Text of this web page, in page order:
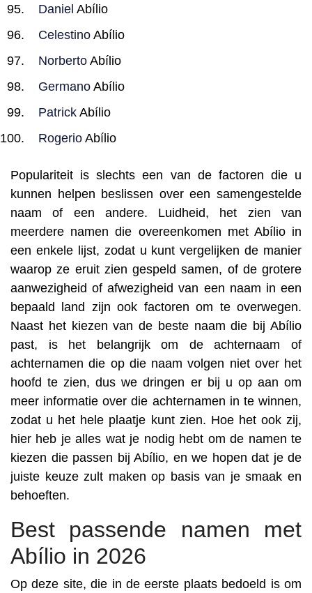
Daniel Abílio
Celestino Abílio
Norberto Abílio
Germano Abílio
Patrick Abílio
Rogerio Abílio
Populariteit is slechts een van de factoren die u
kunnen helpen beslissen over een samengestelde
naam of een andere. Luidheid, het zien van
meerdere namen die overeenkomen met Abílio in
een enkele lijst, zodat u kunt vergelijken de manier
waarop ze eruit zien gespeld samen, of de grotere
aanwezigheid of afwezigheid van een naam in een
bepaald land zijn ook factoren om te overwegen.
Naast het kiezen van de beste naam die bij Abílio
past, is het belangrijk om de achternaam of
achternamen die op die naam volgen niet over het
hoofd te zien, dus we dringen er bij u op aan om
meer informatie over die achternamen in te winnen,
zodat u het hele plaatje kunt zien. Hoe het ook zij,
hier heb je alles wat je nodig hebt om de namen te
kiezen die passen bij Abílio, en we hopen dat je de
juiste keuze zult maken op basis van je smaak en
behoeften.
Best passende namen met
Abílio in 2026
Op deze site, die in de eerste plaats bedoeld is om